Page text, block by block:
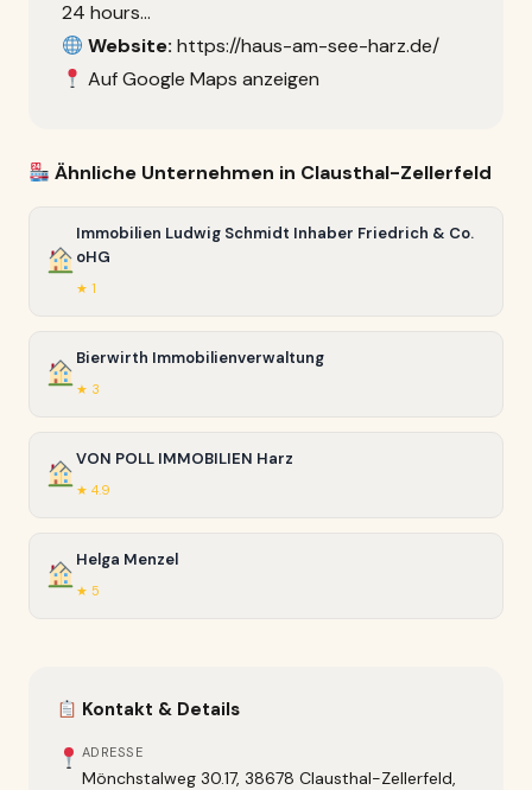
24 hours…
Website: https://haus-am-see-harz.de/
Auf Google Maps anzeigen
Ähnliche Unternehmen in Clausthal-Zellerfeld
Immobilien Ludwig Schmidt Inhaber Friedrich & Co.
oHG
★ 1
Bierwirth Immobilienverwaltung
★ 3
VON POLL IMMOBILIEN Harz
★ 4.9
Helga Menzel
★ 5
Kontakt & Details
ADRESSE
Mönchstalweg 30.17, 38678 Clausthal-Zellerfeld,